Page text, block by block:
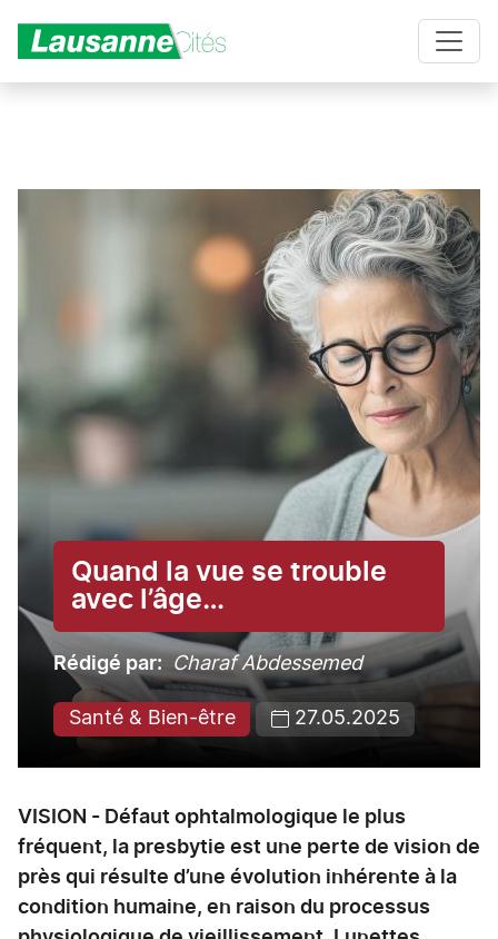
Quand la vue se trouble
avec l’âge…
Rédigé par Charaf Abdessemed
Santé & Bien-être 27.05.2025
VISION - Défaut ophtalmologique le plus
fréquent, la presbytie est une perte de vision de
près qui résulte d’une évolution inhérente à la
condition humaine, en raison du processus